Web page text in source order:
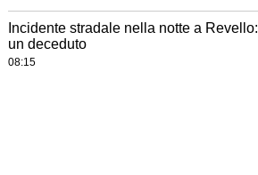
Incidente stradale nella notte a Revello:
un deceduto
08:15